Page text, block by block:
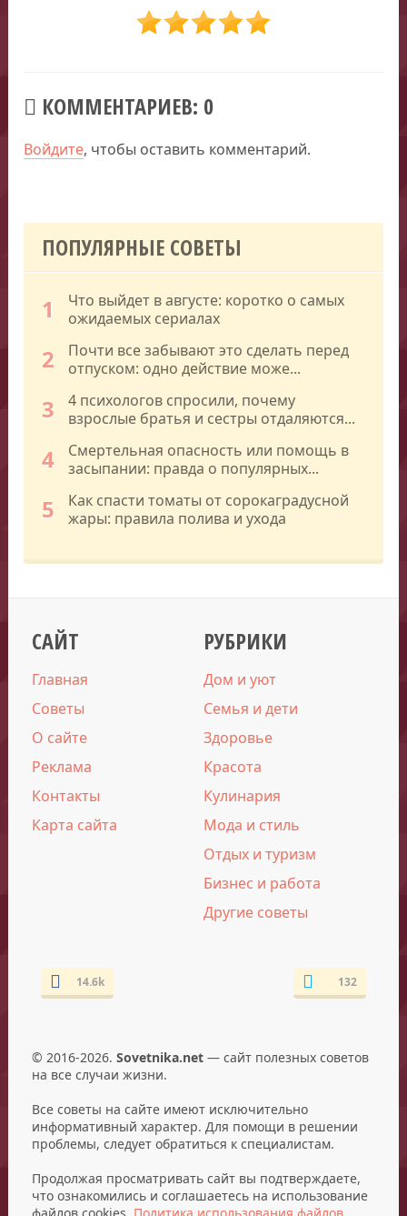
КОММЕНТАРИЕВ: 0
Войдите, чтобы оставить комментарий.
ПОПУЛЯРНЫЕ СОВЕТЫ
1
Что выйдет в августе: коротко о самых
ожидаемых сериалах
2
Почти все забывают это сделать перед
отпуском: одно действие може...
3
4 психологов спросили, почему
взрослые братья и сестры отдаляются...
4
Смертельная опасность или помощь в
засыпании: правда о популярных...
5
Как спасти томаты от сорокаградусной
жары: правила полива и ухода
САЙТ
Главная
Советы
О сайте
Реклама
Контакты
Карта сайта
РУБРИКИ
Дом и уют
Семья и дети
Здоровье
Красота
Кулинария
Мода и стиль
Отдых и туризм
Бизнес и работа
Другие советы
14.6k 132
© 2016-2026. Sovetnika.net— сайт полезных советов
на все случаи жизни.
Все советы на сайте имеют исключительно
информативный характер. Для помощи в решении
проблемы, следует обратиться к специалистам.
Продолжая просматривать сайт вы подтверждаете,
что ознакомились и соглашаетесь на использование